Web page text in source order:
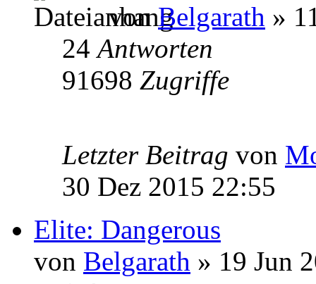
vonBelgarath »
24Antworten
91698 Zugriffe
Letzter Beitrag von
30 Dez 2015 22:55
Elite: Dangerous
von Belgarath » 19 Jun